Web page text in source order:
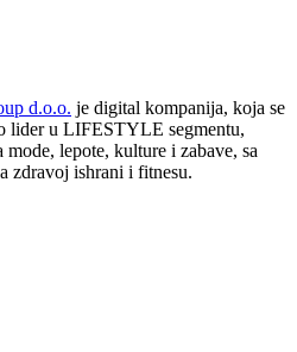
d.o.o. je digital kompanija, koja se
lider u LIFESTYLE segmentu,
lepote, kulture i zabave, sa
zdravoj ishrani i fitnesu.